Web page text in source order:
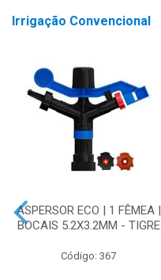
Irrigação Convencional
ASPERSOR ECO | 1 FÊMEA |
BOCAIS 5.2X3.2MM - TIGRE
Código: 367